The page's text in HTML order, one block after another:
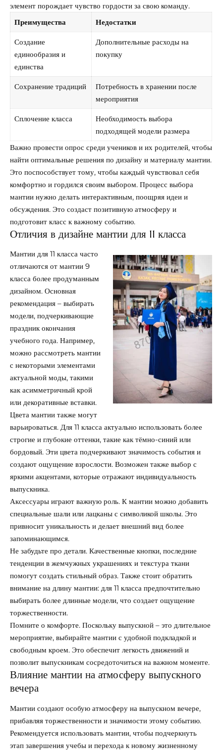
элемент порождает чувство гордости за свою команду.
Преимущества
Недостатки
Создание
единообразия и
единства
Дополнительные расходы на
покупку
Сохранение традиций
Потребность в хранении после
мероприятия
Сплочение класса
Необходимость выбора
подходящей модели размера
Важно провести опрос среди учеников и их родителей, чтобы
найти оптимальные решения по дизайну и материалу мантии.
Это поспособствует тому, чтобы каждый чувствовал себя
комфортно и гордился своим выбором. Процесс выбора
мантии нужно делать интерактивным, поощряя идеи и
обсуждения. Это создаст позитивную атмосферу и
подготовит класс к важному событию.
Отличия в дизайне мантии для 11 класса
Мантии для 11 класса часто
отличаются от мантии 9
класса более продуманным
дизайном. Основная
рекомендация – выбирать
модели, подчеркивающие
праздник окончания
учебного года. Например,
можно рассмотреть мантии
с некоторыми элементами
актуальной моды, такими
как асимметричный крой
или декоративные вставки.
Цвета мантии также могут
варьироваться. Для 11 класса актуально использовать более
строгие и глубокие оттенки, такие как тёмно-синий или
бордовый. Эти цвета подчеркивают значимость события и
создают ощущение взрослости. Возможен также выбор с
яркими акцентами, которые отражают индивидуальность
выпускника.
Аксессуары играют важную роль. К мантии можно добавить
специальные шали или лацканы с символикой школы. Это
привносит уникальность и делает внешний вид более
запоминающимся.
Не забудьте про детали. Качественные кнопки, последние
тенденции в жемчужных украшениях и текстура ткани
помогут создать стильный образ. Также стоит обратить
внимание на длину мантии: для 11 класса предпочтительно
выбирать более длинные модели, что создает ощущение
торжественности.
Помните о комфорте. Поскольку выпускной – это длительное
мероприятие, выбирайте мантии с удобной подкладкой и
свободным кроем. Это обеспечит легкость движений и
позволит выпускникам сосредоточиться на важном моменте.
Влияние мантии на атмосферу выпускного
вечера
Мантии создают особую атмосферу на выпускном вечере,
прибавляя торжественности и значимости этому событию.
Рекомендуется использовать мантии, чтобы подчеркнуть
этап завершения учебы и перехода к новому жизненному